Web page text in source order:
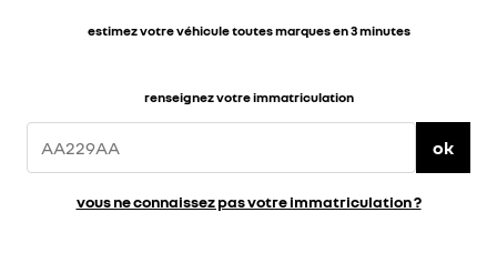
estimez votre véhicule toutes marques en 3 minutes
renseignez votre immatriculation
ok
vous ne connaissez pas votre immatriculation ?